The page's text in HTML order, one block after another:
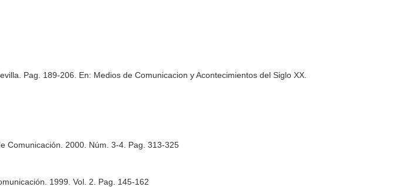
Pag. 189-206. En: Medios de Comunicacion y Acontecimientos del Siglo XX
Comunicación . 2000. Núm. 3-4. Pag. 313-325
. 1999. Vol. 2. Pag. 145-162